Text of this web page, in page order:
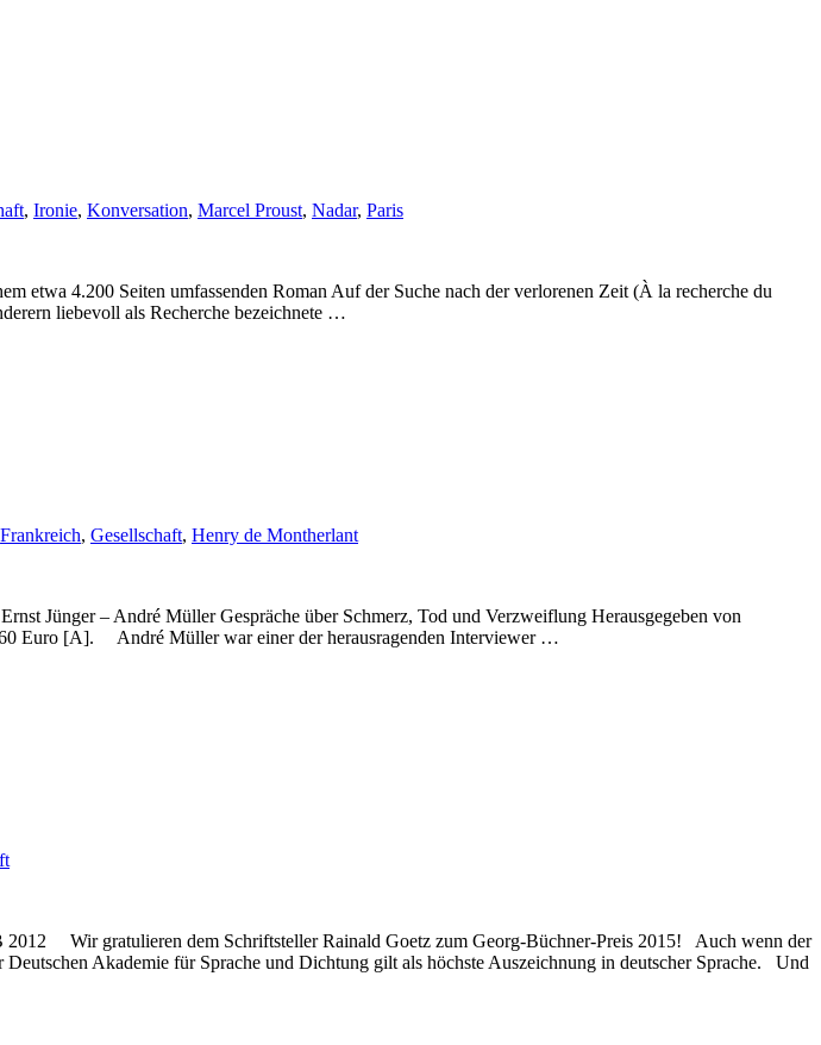
, Ironie, Konversation, Marcel Proust, Nadar, Paris
etwa 4.200 Seiten umfassenden Roman Auf der Suche nach der verlorenen Zeit (À la recherche du
liebevoll als Recherche bezeichnete …
Frankreich, Gesellschaft, Henry de Montherlant
Jünger – André Müller Gespräche über Schmerz, Tod und Verzweiflung Herausgegeben von
Euro [A]. André Müller war einer der herausragenden Interviewer …
Wir gratulieren dem Schriftsteller Rainald Goetz zum Georg-Büchner-Preis 2015! Auch wenn der
Akademie für Sprache und Dichtung gilt als höchste Auszeichnung in deutscher Sprache. Und